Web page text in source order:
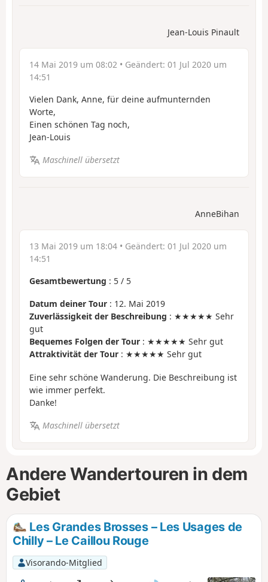
Jean-Louis Pinault
14 Mai 2019 um 08:02 • Geändert: 01 Jul 2020 um
14:51
Vielen Dank, Anne, für deine aufmunternden
Worte,
Einen schönen Tag noch,
Jean-Louis
Maschinell übersetzt
AnneBihan
13 Mai 2019 um 18:04 • Geändert: 01 Jul 2020 um
14:51
Gesamtbewertung : 5 / 5
Datum deiner Tour : 12. Mai 2019
Zuverlässigkeit der Beschreibung : ★★★★★ Sehr
gut
Bequemes Folgen der Tour : ★★★★★ Sehr gut
Attraktivität der Tour : ★★★★★ Sehr gut
Eine sehr schöne Wanderung. Die Beschreibung ist
wie immer perfekt.
Danke!
Maschinell übersetzt
Andere Wandertouren in dem
Gebiet
Les Grandes Brosses – Les Usages de
Chilly – Le Caillou Rouge
Visorando-Mitglied